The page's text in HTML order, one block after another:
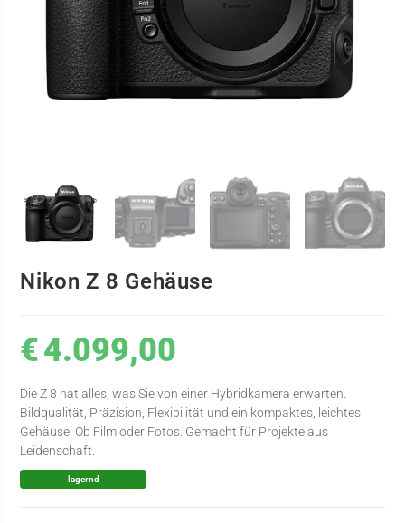
Nikon Z 8 Gehäuse
€4.099,00
Die Z 8 hat alles, was Sie von einer Hybridkamera erwarten.
Bildqualität, Präzision, Flexibilität und ein kompaktes, leichtes
Gehäuse. Ob Film oder Fotos. Gemacht für Projekte aus
Leidenschaft.
lagernd